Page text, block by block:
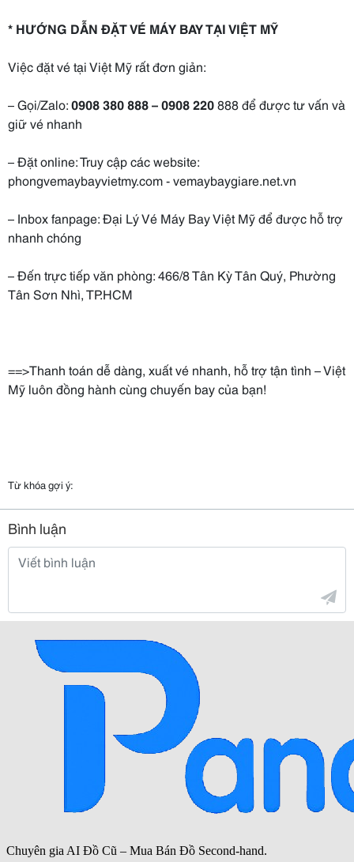
* HƯỚNG DẪN ĐẶT VÉ MÁY BAY TẠI VIỆT MỸ
Việc đặt vé tại Việt Mỹ rất đơn giản:
– Gọi/Zalo:0908 380 888 – 0908 220888 để được tư vấn và
giữ vé nhanh
– Đặt online: Truy cập các website:
phongvemaybayvietmy.com - vemaybaygiare.net.vn
– Inbox fanpage: Đại Lý Vé Máy Bay Việt Mỹ để được hỗ trợ
nhanh chóng
– Đến trực tiếp văn phòng: 466/8 Tân Kỳ Tân Quý, Phường
Tân Sơn Nhì, TP.HCM
==>Thanh toán dễ dàng, xuất vé nhanh, hỗ trợ tận tình – Việt
Mỹ luôn đồng hành cùng chuyến bay của bạn!
Từ khóa gợi ý:
Bình luận